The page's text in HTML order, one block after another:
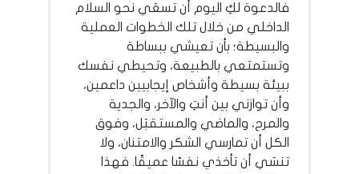
فالدعوة لكِ اليوم أن تسعَي نحو السلام
الداخلي من خلال تلك الخطوات العملية
والبسيطة؛ بأن تعيشي ببساطة
وتستمتعي بالطبيعة، وتحيطي نفسك
ببيئة بسيطة وأشخاص إيجابيين داعمين،
وأن توازني بين أنتِ والآخر، والجدية
والمرح، والماضي والمستقبَل، وفوق
الكل أن تمارسي الشكر والامتنان، ولا
تنسَي أن تأخذي نفسًا عميقًا. فهذا